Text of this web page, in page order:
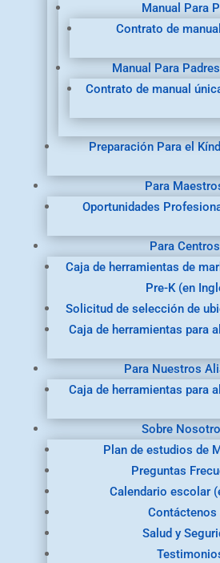
Manual Para
Contrato de
Manual Para
Contrato de manual
Preparación Para el
Para
Oportunidades
Para Centros
Caja de herramientas de
Pre-K (en
Solicitud de selección de
Caja de herramientas para
Para Nuestros
Caja de herramientas para
Sobre
Plan de estudios de
Preguntas
Calendario escolar
Contáctenos
Salud y